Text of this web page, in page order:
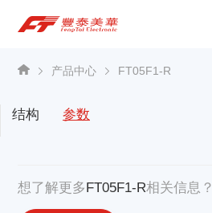
为什么选择丰泰？
产品中心
资讯中心
产品中心 FT05F1-R
结构 参数
想了解更多 FT05F1-R相关信息？